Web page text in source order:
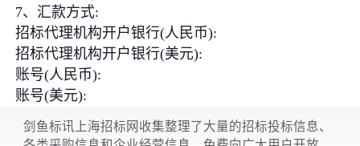
7、汇款方式:
招标代理机构开户银行(人民币):
招标代理机构开户银行(美元):
账号(人民币):
账号(美元):
剑鱼标讯上海招标网收集整理了大量的招标投标信息、